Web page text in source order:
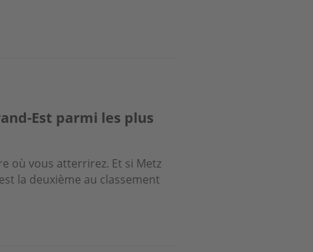
Est parmi les plus
où vous atterrirez. Et si Metz
la deuxième au classement